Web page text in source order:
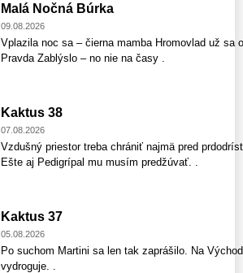
Malá Nočná Búrka
09.08.2026
Vplazila noc sa – čierna mamba Hromovlad už sa
Pravda Zablýslo – no nie na časy .
Kaktus 38
07.08.2026
Vzdušný priestor treba chrániť najmä pred
Ešte aj Pedigrípal mu musím predžúvať. .
Kaktus 37
05.08.2026
Po suchom Martini sa len tak zaprášilo. Na
vydroguje. .